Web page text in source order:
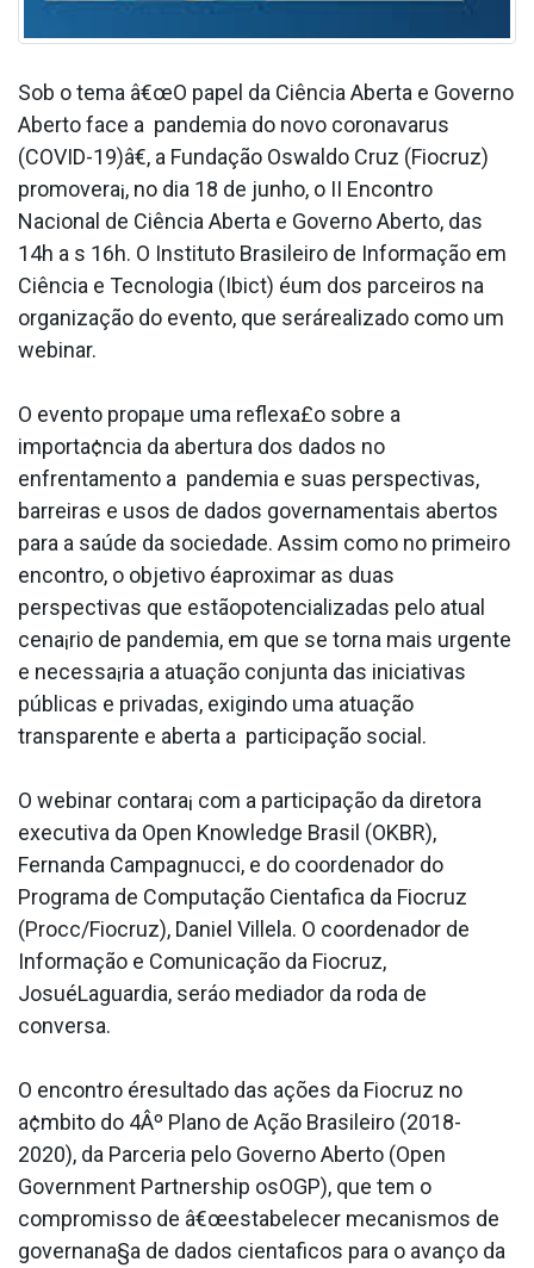
Sob o tema â€œO papel da Ciência Aberta e Governo
Aberto face a pandemia do novo coronava­rus
(COVID-19)â€, a Fundação Oswaldo Cruz (Fiocruz)
promovera¡, no dia 18 de junho, o II Encontro
Nacional de Ciência Aberta e Governo Aberto, das
14h a s 16h. O Instituto Brasileiro de Informação em
Ciência e Tecnologia (Ibict) éum dos parceiros na
organização do evento, que serárealizado como um
webinar.
O evento propaµe uma reflexa£o sobre a
importa¢ncia da abertura dos dados no
enfrentamento a pandemia e suas perspectivas,
barreiras e usos de dados governamentais abertos
para a saúde da sociedade. Assim como no primeiro
encontro, o objetivo éaproximar as duas
perspectivas que estãopotencializadas pelo atual
cena¡rio de pandemia, em que se torna mais urgente
e necessa¡ria a atuação conjunta das iniciativas
públicas e privadas, exigindo uma atuação
transparente e aberta a participação social.
O webinar contara¡ com a participação da diretora
executiva da Open Knowledge Brasil (OKBR),
Fernanda Campagnucci, e do coordenador do
Programa de Computação Cienta­fica da Fiocruz
(Procc/Fiocruz), Daniel Villela. O coordenador de
Informação e Comunicação da Fiocruz,
JosuéLaguardia, seráo mediador da roda de
conversa.
O encontro éresultado das ações da Fiocruz no
a¢mbito do 4Âº Plano de Ação Brasileiro (2018-
2020), da Parceria pelo Governo Aberto (Open
Government Partnership osOGP), que tem o
compromisso de â€œestabelecer mecanismos de
governana§a de dados cienta­ficos para o avanço da